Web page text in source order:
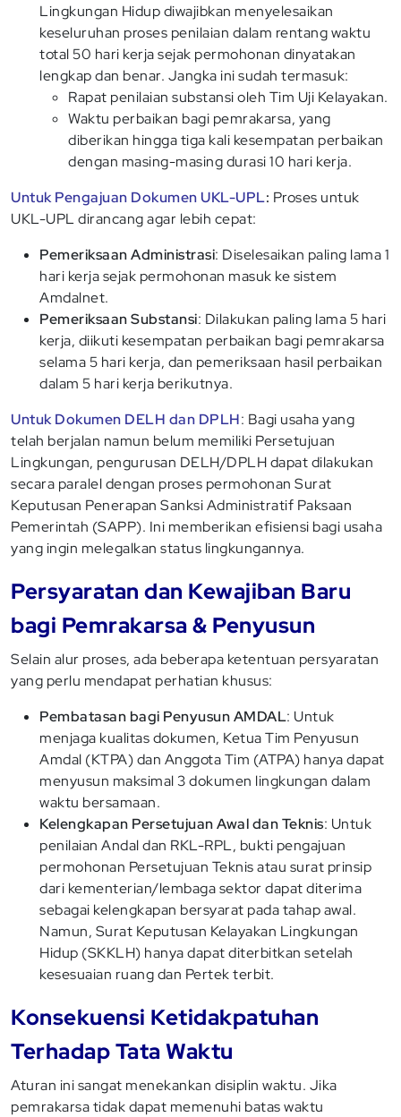
Lingkungan Hidup diwajibkan menyelesaikan
keseluruhan proses penilaian dalam rentang waktu
total 50 hari kerja sejak permohonan dinyatakan
lengkap dan benar. Jangka ini sudah termasuk:
Rapat penilaian substansi oleh Tim Uji Kelayakan.
Waktu perbaikan bagi pemrakarsa, yang
diberikan hingga tiga kali kesempatan perbaikan
dengan masing-masing durasi 10 hari kerja.
Untuk Pengajuan Dokumen UKL-UPL: Proses untuk
UKL-UPL dirancang agar lebih cepat:
Pemeriksaan Administrasi: Diselesaikan paling lama 1
hari kerja sejak permohonan masuk ke sistem
Amdalnet.
Pemeriksaan Substansi: Dilakukan paling lama 5 hari
kerja, diikuti kesempatan perbaikan bagi pemrakarsa
selama 5 hari kerja, dan pemeriksaan hasil perbaikan
dalam 5 hari kerja berikutnya.
Untuk Dokumen DELH dan DPLH: Bagi usaha yang
telah berjalan namun belum memiliki Persetujuan
Lingkungan, pengurusan DELH/DPLH dapat dilakukan
secara paralel dengan proses permohonan Surat
Keputusan Penerapan Sanksi Administratif Paksaan
Pemerintah (SAPP). Ini memberikan efisiensi bagi usaha
yang ingin melegalkan status lingkungannya.
Persyaratan dan Kewajiban Baru
bagi Pemrakarsa & Penyusun
Selain alur proses, ada beberapa ketentuan persyaratan
yang perlu mendapat perhatian khusus:
Pembatasan bagi Penyusun AMDAL: Untuk
menjaga kualitas dokumen, Ketua Tim Penyusun
Amdal (KTPA) dan Anggota Tim (ATPA) hanya dapat
menyusun maksimal 3 dokumen lingkungan dalam
waktu bersamaan.
Kelengkapan Persetujuan Awal dan Teknis: Untuk
penilaian Andal dan RKL-RPL, bukti pengajuan
permohonan Persetujuan Teknis atau surat prinsip
dari kementerian/lembaga sektor dapat diterima
sebagai kelengkapan bersyarat pada tahap awal.
Namun, Surat Keputusan Kelayakan Lingkungan
Hidup (SKKLH) hanya dapat diterbitkan setelah
kesesuaian ruang dan Pertek terbit.
Konsekuensi Ketidakpatuhan
Terhadap Tata Waktu
Aturan ini sangat menekankan disiplin waktu. Jika
pemrakarsa tidak dapat memenuhi batas waktu